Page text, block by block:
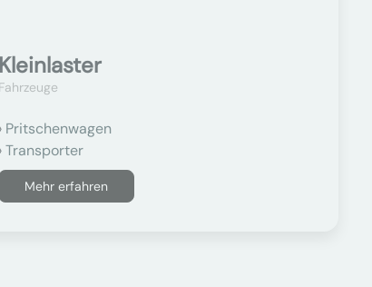
Kleinlaster
Fahrzeuge
Pritschenwagen
Transporter
Mehr erfahren